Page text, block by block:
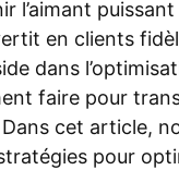
l’aimant
en clients
dans
faire pour
cet article,
pour